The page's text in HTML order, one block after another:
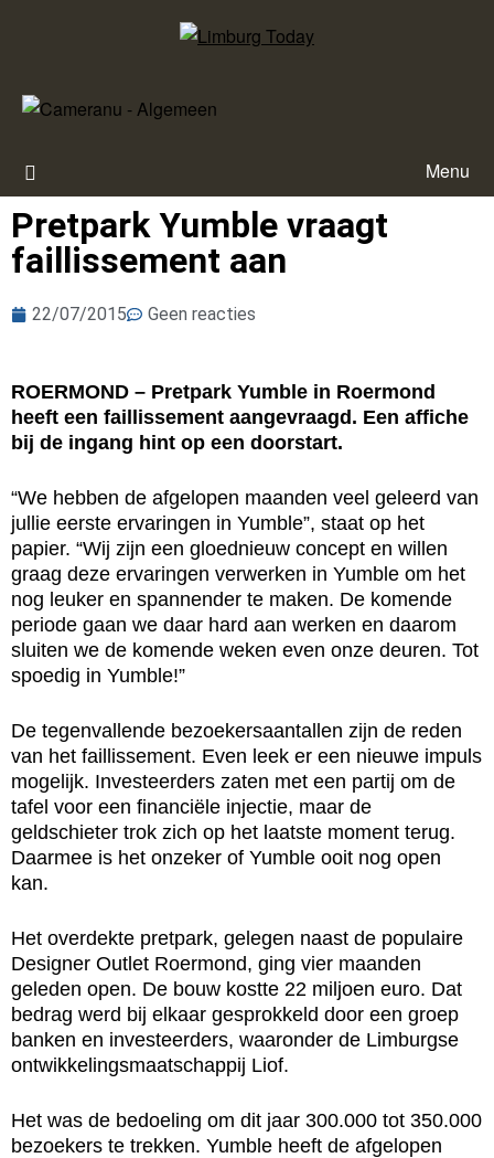
Menu
Pretpark Yumble vraagt
faillissement aan
22/07/2015 Geen reacties
ROERMOND – Pretpark Yumble in Roermond
heeft een faillissement aangevraagd. Een affiche
bij de ingang hint op een doorstart.
“We hebben de afgelopen maanden veel geleerd van
jullie eerste ervaringen in Yumble”, staat op het
papier. “Wij zijn een gloednieuw concept en willen
graag deze ervaringen verwerken in Yumble om het
nog leuker en spannender te maken. De komende
periode gaan we daar hard aan werken en daarom
sluiten we de komende weken even onze deuren. Tot
spoedig in Yumble!”
De tegenvallende bezoekersaantallen zijn de reden
van het faillissement. Even leek er een nieuwe impuls
mogelijk. Investeerders zaten met een partij om de
tafel voor een financiële injectie, maar de
geldschieter trok zich op het laatste moment terug.
Daarmee is het onzeker of Yumble ooit nog open
kan.
Het overdekte pretpark, gelegen naast de populaire
Designer Outlet Roermond, ging vier maanden
geleden open. De bouw kostte 22 miljoen euro. Dat
bedrag werd bij elkaar gesprokkeld door een groep
banken en investeerders, waaronder de Limburgse
ontwikkelingsmaatschappij Liof.
Het was de bedoeling om dit jaar 300.000 tot 350.000
bezoekers te trekken. Yumble heeft de afgelopen